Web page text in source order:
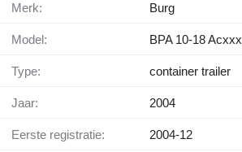
Merk: Burg
Model: BPA 10-18 Acxxx
Type: container trailer
Jaar: 2004
Eerste registratie: 2004-12